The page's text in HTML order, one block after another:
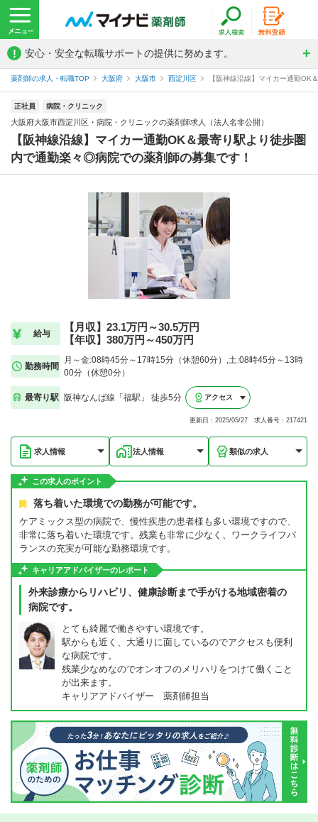
! 安心・安全な転職サポートの提供に努めます。
薬剤師の求人・転職TOP 大阪府 大阪市 西淀川区 【阪神線沿線】マイカー通勤
正社員 病院・クリニック
大阪府大阪市西淀川区・病院・クリニックの薬剤師求人（法人名非公開）
【阪神線沿線】マイカー通勤OK＆最寄り駅より徒歩圏
内で通勤楽々◎病院での薬剤師の募集です！
給与
【月収】23.1万円～30.5万円
【年収】380万円～450万円
勤務時間
月～金:08時45分～17時15分（休憩60分）,土:08時45分～13時
00分（休憩0分）
最寄り駅 阪神なんば線「福駅」 徒歩5分 アクセス
更新日：2025/05/27 求人番号：217421
求人情報 法人情報 類似の求人
この求人のポイント
落ち着いた環境での勤務が可能です。
ケアミックス型の病院で、慢性疾患の患者様も多い環境ですので、
非常に落ち着いた環境です。残業も非常に少なく、ワークライフバ
ランスの充実が可能な勤務環境です。
キャリアアドバイザーのレポート
外来診療からリハビリ、健康診断まで手がける地域密着の
病院です。
とても綺麗で働きやすい環境です。
駅からも近く、大通りに面しているのでアクセスも便利
な病院です。
残業少なめなのでオンオフのメリハリをつけて働くこと
が出来ます。
キャリアアドバイザー 薬剤師担当